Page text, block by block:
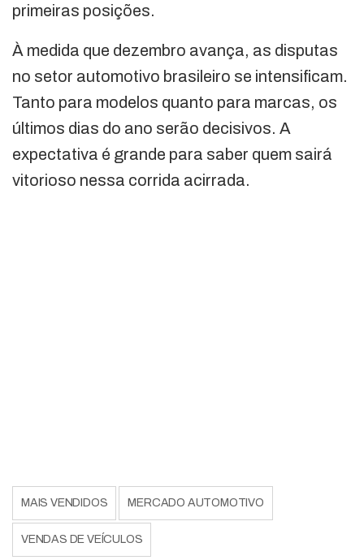
primeiras posições.
À medida que dezembro avança, as disputas
no setor automotivo brasileiro se intensificam.
Tanto para modelos quanto para marcas, os
últimos dias do ano serão decisivos. A
expectativa é grande para saber quem sairá
vitorioso nessa corrida acirrada.
MAIS VENDIDOS MERCADO AUTOMOTIVO
VENDAS DE VEÍCULOS